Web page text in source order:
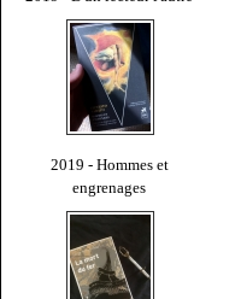
2019 - Hommes et
engrenages